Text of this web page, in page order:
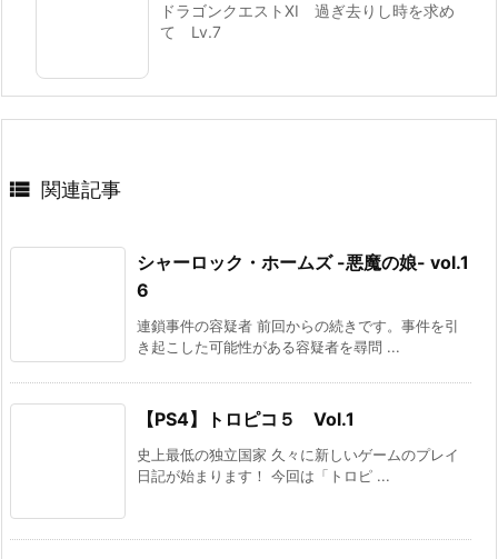
ドラゴンクエストXI 過ぎ去りし時を求め
て Lv.7
 関連記事
シャーロック・ホームズ -悪魔の娘- vol.1
6
連鎖事件の容疑者 前回からの続きです。事件を引
き起こした可能性がある容疑者を尋問 ...
【PS4】トロピコ５ Vol.1
史上最低の独立国家 久々に新しいゲームのプレイ
日記が始まります！ 今回は「トロピ ...